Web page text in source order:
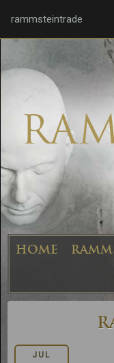
rammsteintrade
HOME
JUL